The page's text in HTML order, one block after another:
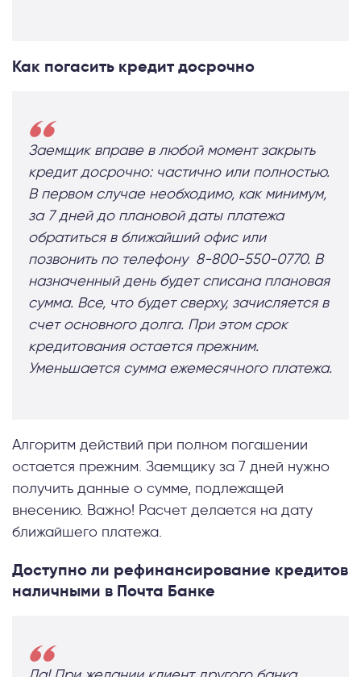
Как погасить кредит досрочно
Заемщик вправе в любой момент закрыть
кредит досрочно: частично или полностью.
В первом случае необходимо, как минимум,
за 7 дней до плановой даты платежа
обратиться в ближайший офис или
позвонить по телефону 8-800-550-0770. В
назначенный день будет списана плановая
сумма. Все, что будет сверху, зачисляется в
счет основного долга. При этом срок
кредитования остается прежним.
Уменьшается сумма ежемесячного платежа.
Алгоритм действий при полном погашении
остается прежним. Заемщику за 7 дней нужно
получить данные о сумме, подлежащей
внесению. Важно! Расчет делается на дату
ближайшего платежа.
Доступно ли рефинансирование кредитов
наличными в Почта Банке